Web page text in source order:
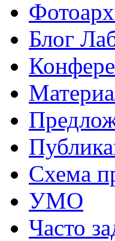
Блог
Схема
УМО
Часто